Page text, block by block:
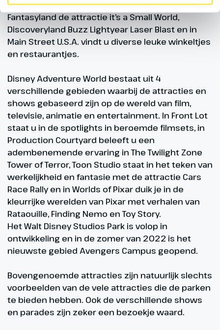
Adventure Land de Pirates of the Caribbean,
Fantasyland de attractie it’s a Small World,
Discoveryland Buzz Lightyear Laser Blast en in
Main Street U.S.A. vindt u diverse leuke winkeltjes
en restaurantjes.
Disney Adventure World bestaat uit 4
verschillende gebieden waarbij de attracties en
shows gebaseerd zijn op de wereld van film,
televisie, animatie en entertainment. In Front Lot
staat u in de spotlights in beroemde filmsets, in
Production Courtyard beleeft u een
adembenemende ervaring in The Twilight Zone
Tower of Terror, Toon Studio staat in het teken van
werkelijkheid en fantasie met de attractie Cars
Race Rally en in Worlds of Pixar duik je in de
kleurrijke werelden van Pixar met verhalen van
Rataouille, Finding Nemo en Toy Story.
Het Walt Disney Studios Park is volop in
ontwikkeling en in de zomer van 2022 is het
nieuwste gebied Avengers Campus geopend.
Bovengenoemde attracties zijn natuurlijk slechts
voorbeelden van de vele attracties die de parken
te bieden hebben. Ook de verschillende shows
en parades zijn zeker een bezoekje waard.